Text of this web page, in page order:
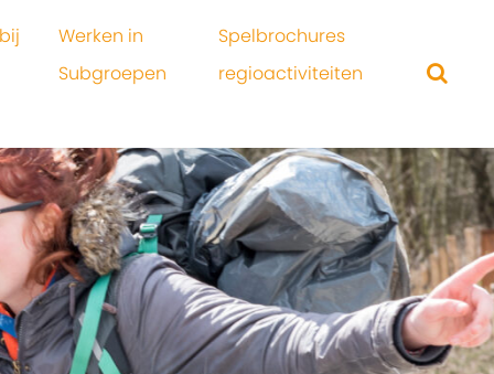
Werken in
Subgroepen
Spelbrochures
regioactiviteiten